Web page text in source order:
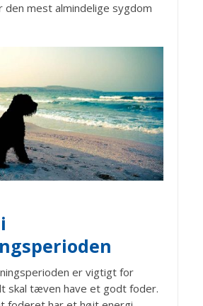
den mest almindelige sygdom
er vigtigt for
skal tæven have et godt foder.